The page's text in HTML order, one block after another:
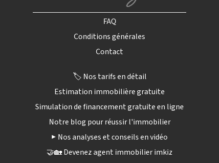
FAQ
Conditions générales
Contact
🏷️ Nos tarifs en détail
Estimation immobilière gratuite
Simulation de financement gratuite en ligne
Notre blog pour réussir l'immobilier
▶️ Nos analyses et conseils en vidéo
🤝🏡 Devenez agent immobilier imkiz